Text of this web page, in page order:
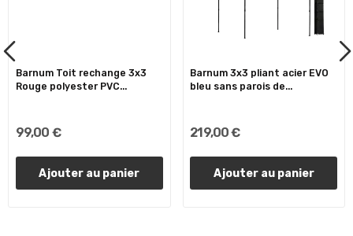
Barnum Toit rechange 3x3
Rouge polyester PVC...
99,00 €
Ajouter au panier
Barnum 3x3 pliant acier EVO
bleu sans parois de...
219,00 €
Ajouter au panier